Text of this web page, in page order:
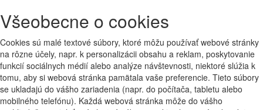
Všeobecne o cookies
Cookies sú malé textové súbory, ktoré môžu používať webové stránky
na rôzne účely, napr. k personalizácii obsahu a reklam, poskytovanie
funkcií sociálnych médií alebo analýze návštevnosti, niektoré slúžia k
tomu, aby si webová stránka pamätala vaše preferencie. Tieto súbory
se ukladajú do vášho zariadenia (napr. do počítača, tabletu alebo
mobilného telefónu). Každá webová stránka môže do vášho